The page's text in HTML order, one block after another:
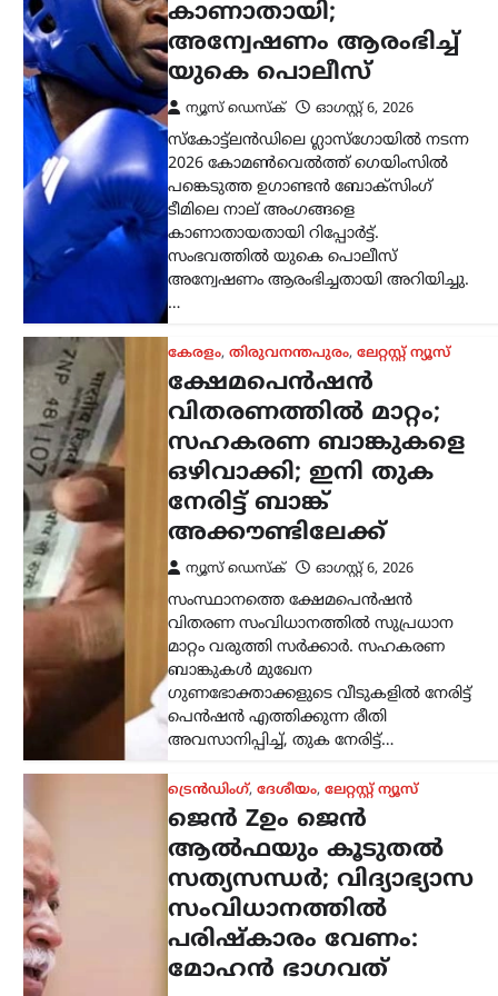
സഹകരണ ബാങ്കുകളെ
ഒഴിവാക്കി; ഇനി തുക
നേരിട്ട് ബാങ്ക്
അക്കൗണ്ടിലേക്ക്
ന്യൂസ് ഡെസ്ക് ഓഗസ്റ്റ്‌ 6, 2026
സംസ്ഥാനത്തെ ക്ഷേമപെൻഷൻ
വിതരണ സംവിധാനത്തിൽ സുപ്രധാന
മാറ്റം വരുത്തി സർക്കാർ. സഹകരണ
ബാങ്കുകൾ മുഖേന
ഗുണഭോക്താക്കളുടെ വീടുകളിൽ നേരിട്ട്
പെൻഷൻ എത്തിക്കുന്ന രീതി
അവസാനിപ്പിച്ച്, തുക നേരിട്ട്…
ട്രെൻഡിംഗ്,ദേശീയം,ലേറ്റസ്റ്റ് ന്യൂസ്
ജെൻ Zഉം ജെൻ
ആൽഫയും കൂടുതൽ
സത്യസന്ധർ; വിദ്യാഭ്യാസ
സംവിധാനത്തിൽ
പരിഷ്കാരം വേണം:
മോഹൻ ഭാഗവത്
ന്യൂസ് ഡെസ്ക് ഓഗസ്റ്റ്‌ 6, 2026
രാജ്യത്തെ യുവതലമുറയെയും
വിദ്യാഭ്യാസ സമ്പ്രദായത്തെയും കുറിച്ച്
ശ്രദ്ധേയമായ പരാമർശങ്ങളുമായി
ആർ.എസ്.എസ് മേധാവി മോഹൻ
ഭാഗവത്. നിലവിലെ മുതിർന്ന
തലമുറയെക്കാൾ കൂടുതൽ
സത്യസന്ധതയും തുറന്ന മനസും ‘ജെൻ
Z’യും…
അന്താരാഷ്ട്രം,ട്രെൻഡിംഗ്,
കൊടുംചൂടിൽ നായിറച്ചി
സൂപ്പ് കുടിക്കാൻ
സർക്കാർ നിർദേശം;
ഉത്തരകൊറിയയുടെ
ഉപദേശം ചർച്ചയാകുന്നു